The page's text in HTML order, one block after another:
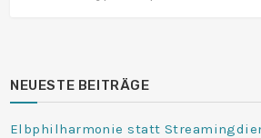
NEUESTE BEITRÄGE
Elbphilharmonie statt